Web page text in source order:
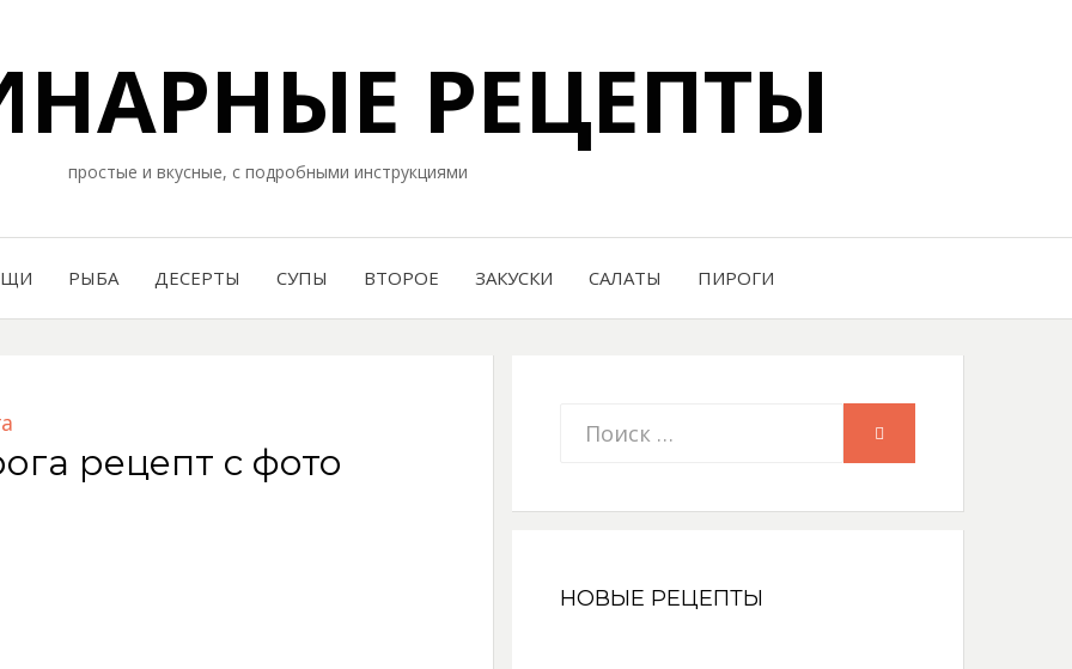
РЕЦЕПТЫ
простые и вкусные, с подробными инструкциями
РЫБА ДЕСЕРТЫ СУПЫ ВТОРОЕ ЗАКУСКИ САЛАТЫ ПИРОГИ
рецепт с фото
Искать:
НОВЫЕ РЕЦЕПТЫ